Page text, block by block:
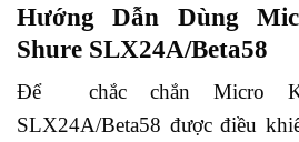
Hướng Dẫn Dùng
Shure SLX24A/Beta58
Để chắc chắn Micro
SLX24A/Beta58 được điều